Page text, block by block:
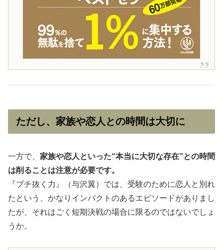
ただし、家族や恋人との時間は大切に
一方で、 家族や恋人といった“本当に大切な存在”との時間
は削ることは注意が必要です。
『ブチ抜く力』（与沢翼）では、受験のために恋人と別れ
たという、かなりインパクトのあるエピソードがありまし
たが、それはごく短期決戦の場合に限るのではないでしょ
うか。